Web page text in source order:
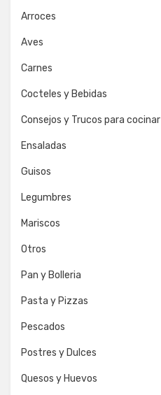
Arroces
Aves
Carnes
Cocteles y Bebidas
Consejos y Trucos para cocinar
Ensaladas
Guisos
Legumbres
Mariscos
Otros
Pan y Bolleria
Pasta y Pizzas
Pescados
Postres y Dulces
Quesos y Huevos